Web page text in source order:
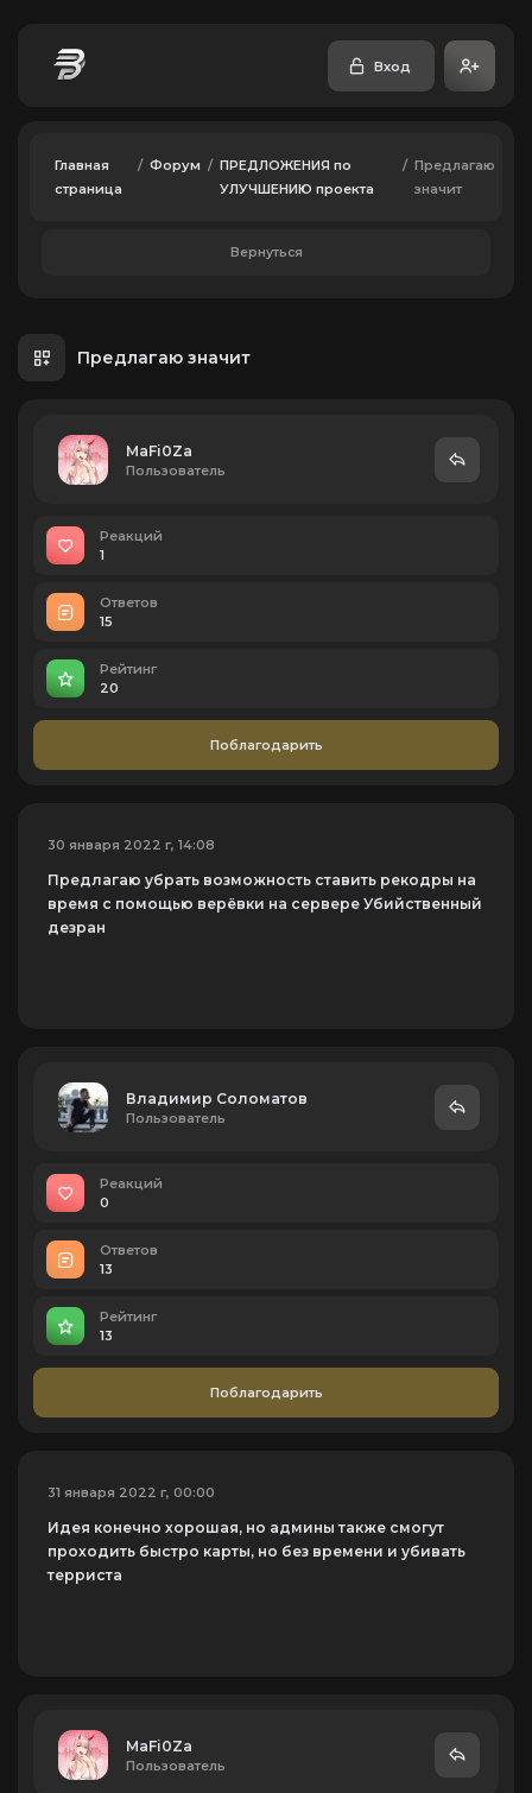
Вход
Главная
страница
/ Форум / ПРЕДЛОЖЕНИЯ по
УЛУЧШЕНИЮ проекта
/ Предлагаю
значит
Вернуться
Предлагаю значит
MaFi0Za
Пользователь
Реакций
1
Ответов
15
Рейтинг
20
Поблагодарить
30 января 2022 г, 14:08
Предлагаю убрать возможность ставить рекодры на
время с помощью верёвки на сервере Убийственный
дезран
Владимир Соломатов
Пользователь
Реакций
0
Ответов
13
Рейтинг
13
Поблагодарить
31 января 2022 г, 00:00
Идея конечно хорошая, но админы также смогут
проходить быстро карты, но без времени и убивать
терриста
MaFi0Za
Пользователь